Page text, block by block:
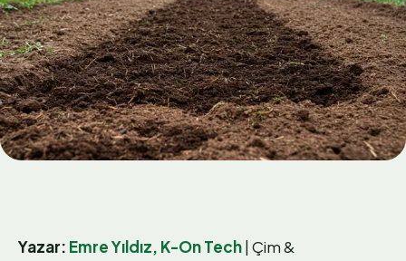
Yazar: Emre Yıldız, K-On Tech| Çim &